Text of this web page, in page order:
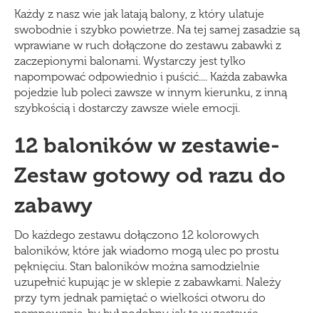
Każdy z nasz wie jak latają balony, z który ulatuje
swobodnie i szybko powietrze. Na tej samej zasadzie są
wprawiane w ruch dołączone do zestawu zabawki z
zaczepionymi balonami. Wystarczy jest tylko
napompować odpowiednio i puścić.... Każda zabawka
pojedzie lub poleci zawsze w innym kierunku, z inną
szybkością i dostarczy zawsze wiele emocji.
12 baloników w zestawie-
Zestaw gotowy od razu do
zabawy
Do każdego zestawu dołączono 12 kolorowych
baloników, które jak wiadomo mogą ulec po prostu
pęknięciu. Stan baloników można samodzielnie
uzupełnić kupując je w sklepie z zabawkami. Należy
przy tym jednak pamiętać o wielkości otworu do